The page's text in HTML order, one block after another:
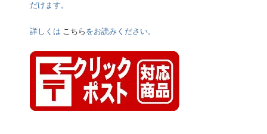
だけます。
詳しくは こちら をお読みください。